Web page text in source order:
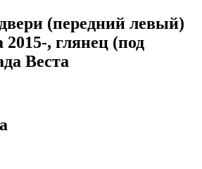
(передний левый)
2015-, глянец (под
Веста